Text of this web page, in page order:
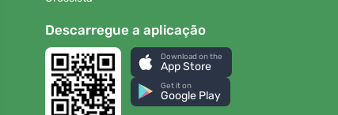
Descarregue a aplicação
Download on the
App Store
Get it on
Google Play